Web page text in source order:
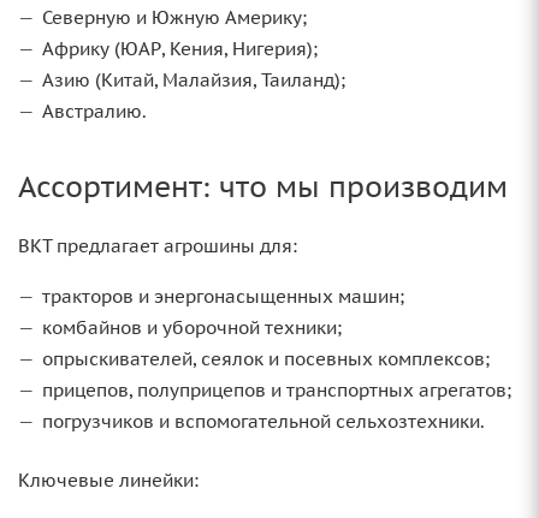
Северную и Южную Америку;
Африку (ЮАР, Кения, Нигерия);
Азию (Китай, Малайзия, Таиланд);
Австралию.
Ассортимент: что мы производим
BKT предлагает агрошины для:
тракторов и энергонасыщенных машин;
комбайнов и уборочной техники;
опрыскивателей, сеялок и посевных комплексов;
прицепов, полуприцепов и транспортных агрегатов;
погрузчиков и вспомогательной сельхозтехники.
Ключевые линейки: